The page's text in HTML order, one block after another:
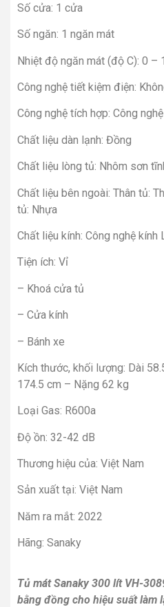
Số cửa: 1 cửa
Số ngăn: 1 ngăn mát
Nhiệt độ ngăn mát (độ C): 0
Công nghệ tiết kiệm điện:
Công nghệ tích hợp: Công
Chất liệu dàn lạnh: Đồng
Chất liệu lòng tủ: Nhôm sơn
Chất liệu bên ngoài: Thân tủ:
tủ: Nhựa
Chất liệu kính: Công nghệ kính
Tiện ích: Vỉ
– Khoá cửa tủ
– Cửa kính
– Bánh xe
Kích thước, khối lượng: Dài
174.5 cm – Nặng 62 kg
Loại Gas: R600a
Độ ồn: 32-42 dB
Thương hiệu của: Việt Nam
Sản xuất tại: Việt Nam
Năm ra mắt: 2022
Hãng: Sanaky
Tủ mát Sanaky 300 lít VH-
bằng đồng cho hiệu suất làm